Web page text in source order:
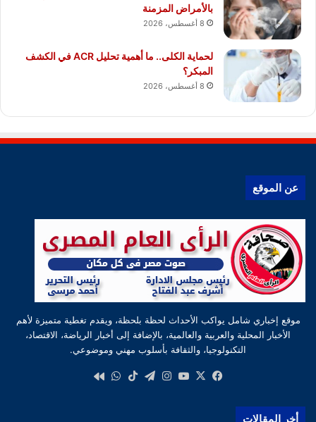
بالأمراض المزمنة
8 أغسطس، 2026
لحماية الكلى.. ما أهمية تحليل ACR في الكشف
المبكر؟
8 أغسطس، 2026
عن الموقع
موقع إخباري شامل يواكب الأحداث لحظة بلحظة، ويقدم تغطية متميزة لأهم
الأخبار المحلية والعربية والعالمية، بالإضافة إلى أخبار الرياضة، الاقتصاد،
التكنولوجيا، والثقافة بأسلوب مهني وموضوعي.
فيسبوك
‫X
‫YouTube
انستقرام
تيلقرام‫TikTokواتساب
أخر المقالات